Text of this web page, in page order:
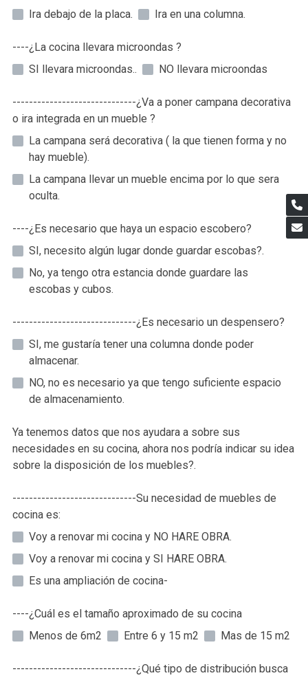
Ira debajo de la placa.
Ira en una columna.
----¿La cocina llevara microondas ?
SI llevara microondas..
NO llevara microondas
------------------------------¿Va a poner campana decorativa
o ira integrada en un mueble ?
La campana será decorativa ( la que tienen forma y no
hay mueble).
La campana llevar un mueble encima por lo que sera
oculta.
----¿Es necesario que haya un espacio escobero?
SI, necesito algún lugar donde guardar escobas?.
No, ya tengo otra estancia donde guardare las
escobas y cubos.
------------------------------¿Es necesario un despensero?
SI, me gustaría tener una columna donde poder
almacenar.
NO, no es necesario ya que tengo suficiente espacio
de almacenamiento.
Ya tenemos datos que nos ayudara a sobre sus
necesidades en su cocina, ahora nos podría indicar su idea
sobre la disposición de los muebles?.
------------------------------Su necesidad de muebles de
cocina es:
Voy a renovar mi cocina y NO HARE OBRA.
Voy a renovar mi cocina y SI HARE OBRA.
Es una ampliación de cocina-
----¿Cuál es el tamaño aproximado de su cocina
Menos de 6m2
Entre 6 y 15 m2 Mas de 15 m2
------------------------------¿Qué tipo de distribución busca